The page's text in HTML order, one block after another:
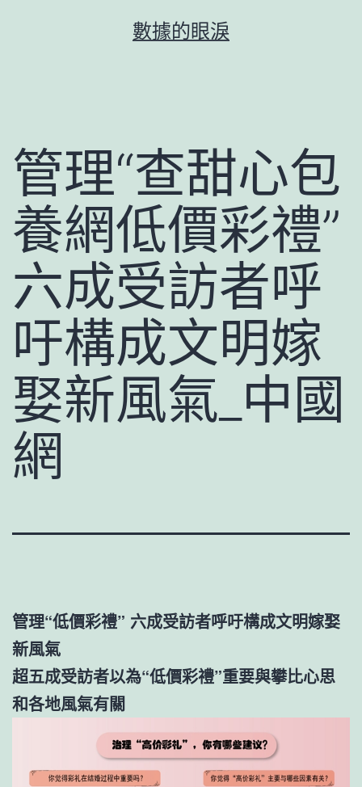
數據的眼淚
管理“查甜心包
養網低價彩禮”
六成受訪者呼
吁構成文明嫁
娶新風氣_中國
網
管理“低價彩禮” 六成受訪者呼吁構成文明嫁娶
新風氣
超五成受訪者以為“低價彩禮”重要與攀比心思
和各地風氣有關